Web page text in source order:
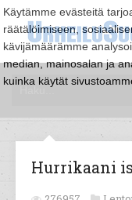
Käytämme evästeitä
räätälöimiseen,
kävijämäärämme
median, mainosalan ja
kuinka käytät
Hurrikaani